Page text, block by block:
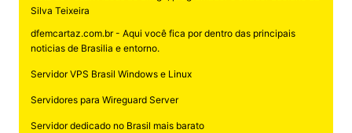
Silva Teixeira
dfemcartaz.com.br - Aqui você fica por dentro das principais
noticias de Brasilia e entorno.
Servidor VPS Brasil Windows e Linux
Servidores para Wireguard Server
Servidor dedicado no Brasil mais barato